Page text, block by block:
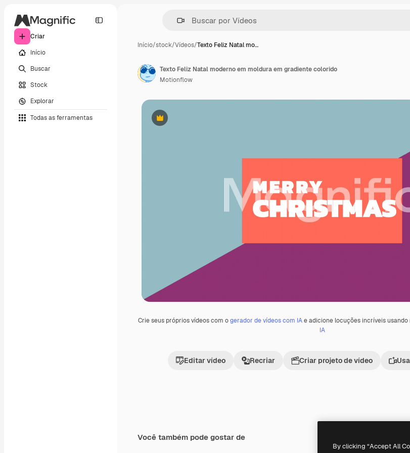
Criar
Início
Buscar
Stock
Explorar
Todas as ferramentas
Início/stock/Vídeos/Texto Feliz Natal mo…
Premium
Crie seus próprios vídeos com ogerador de vídeos com IAe adicione locuções incríveis
IA
Editar vídeo Recriar Criar projeto de vídeo
Texto Feliz Natal moderno em moldura em gradiente colorido
Motionflow
Você também pode gostar de
By clicking “Accept All